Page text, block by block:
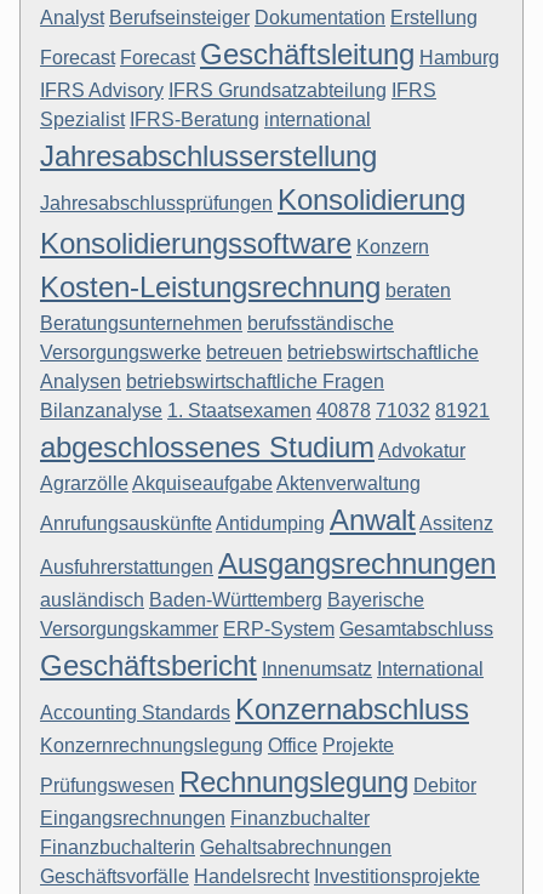
Analyst Berufseinsteiger Dokumentation Erstellung
Forecast Forecast Geschäftsleitung Hamburg
IFRS Advisory IFRS Grundsatzabteilung
IFRS
Spezialist IFRS-Beratung international
Jahresabschlusserstellung
Jahresabschlussprüfungen Konsolidierung
Konsolidierungssoftware Konzern
Kosten-Leistungsrechnung beraten
Beratungsunternehmen berufsständische
Versorgungswerke betreuen betriebswirtschaftliche
Analysen betriebswirtschaftliche Fragen
Bilanzanalyse 1. Staatsexamen 40878 71032 81921
abgeschlossenes Studium Advokatur
AgrarzölleAkquiseaufgabeAktenverwaltung
AnrufungsauskünfteAntidumping AnwaltAssitenz
Ausfuhrerstattungen Ausgangsrechnungen
ausländisch Baden-Württemberg Bayerische
Versorgungskammer ERP-System Gesamtabschluss
Geschäftsbericht Innenumsatz International
Accounting Standards Konzernabschluss
Konzernrechnungslegung Office Projekte
Prüfungswesen Rechnungslegung Debitor
Eingangsrechnungen Finanzbuchalter
Finanzbuchalterin Gehaltsabrechnungen
Geschäftsvorfälle Handelsrecht Investitionsprojekte